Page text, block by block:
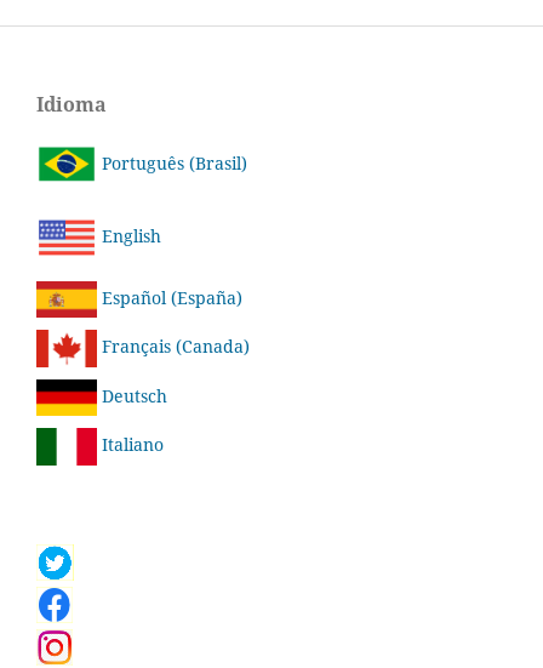
Idioma
Português (Brasil)
English
Español (España)
Français (Canada)
Deutsch
Italiano